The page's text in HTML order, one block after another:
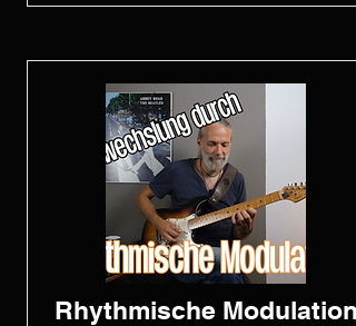
Rhythmische Modulation